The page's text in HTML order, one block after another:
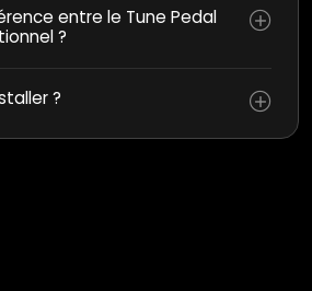
entre le Tune Pedal
?
?